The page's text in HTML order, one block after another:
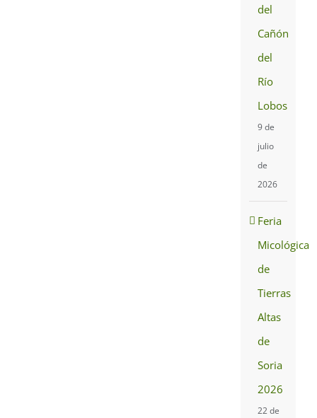
del
Cañón
del
Río
Lobos
9 de
julio
de
2026
Feria
Micológica
de
Tierras
Altas
de
Soria
2026
22 de